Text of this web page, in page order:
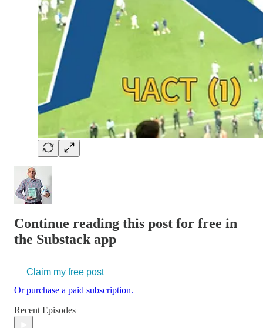
Continue reading this post for free in
the Substack app
Claim my free post
Or purchase a paid subscription.
Recent Episodes